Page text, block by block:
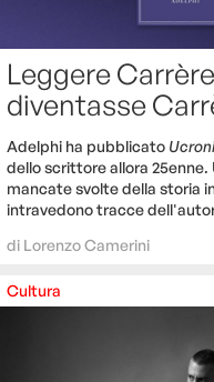
Leggere
diventasse
Adelphi ha pubblicato
dello scrittore allora 25enne.
mancate svolte della storia
intravedono tracce
di Lorenzo Camerini
Cultura